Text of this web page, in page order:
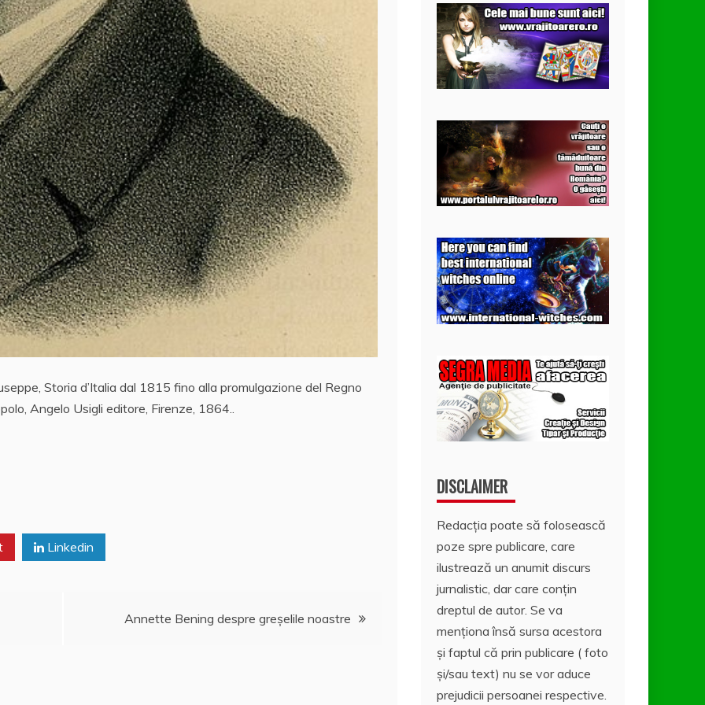
Storia d’Italia dal 1815 fino alla promulgazione del Regno
Angelo Usigli editore, Firenze, 1864..
Linkedin
Annette Bening despre greșelile noastre
DISCLAIMER
Redacția poate să folosească
poze spre publicare, care
ilustrează un anumit discurs
jurnalistic, dar care conțin
dreptul de autor. Se va
menționa însă sursa acestora
și faptul că prin publicare ( foto
și/sau text) nu se vor aduce
prejudicii persoanei respective.